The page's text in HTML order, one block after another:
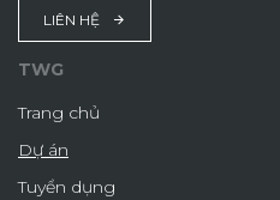
LIÊN HỆ
TWG
Trang chủ
Dự án
Tuyển dụng